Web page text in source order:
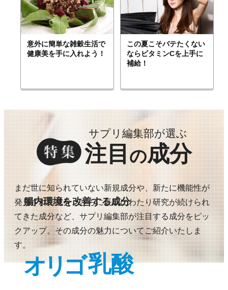
意外に簡単な雑穀生活で
健康美を手に入れよう！
この夏こそバテたくない
ならビタミンCを上手に
補給！
サプリ編集部が選ぶ
注目 の成分
まだ世に知られていない新規成分や、新たに機能性が
発見された成分、さらに長期にわたり研究が続けられ
てきた成分など、サプリ編集部が注目する成分をピッ
クアップ。その成分の魅力についてご紹介いたしま
す。
腸内環境を改善する成分
オリゴ乳酸